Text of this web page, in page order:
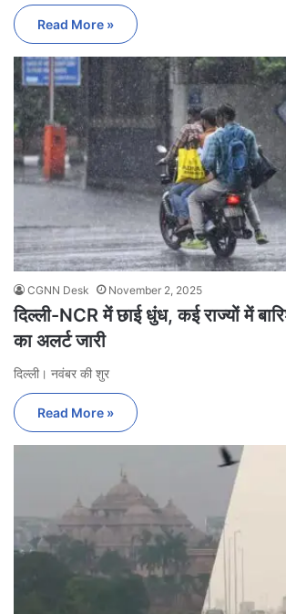
Read More »
CGNN Desk November 2, 2025
दिल्ली-NCR में छाई धुंध, कई राज्यों में
का अलर्ट जारी
दिल्ली। नवंबर की शुर
Read More »